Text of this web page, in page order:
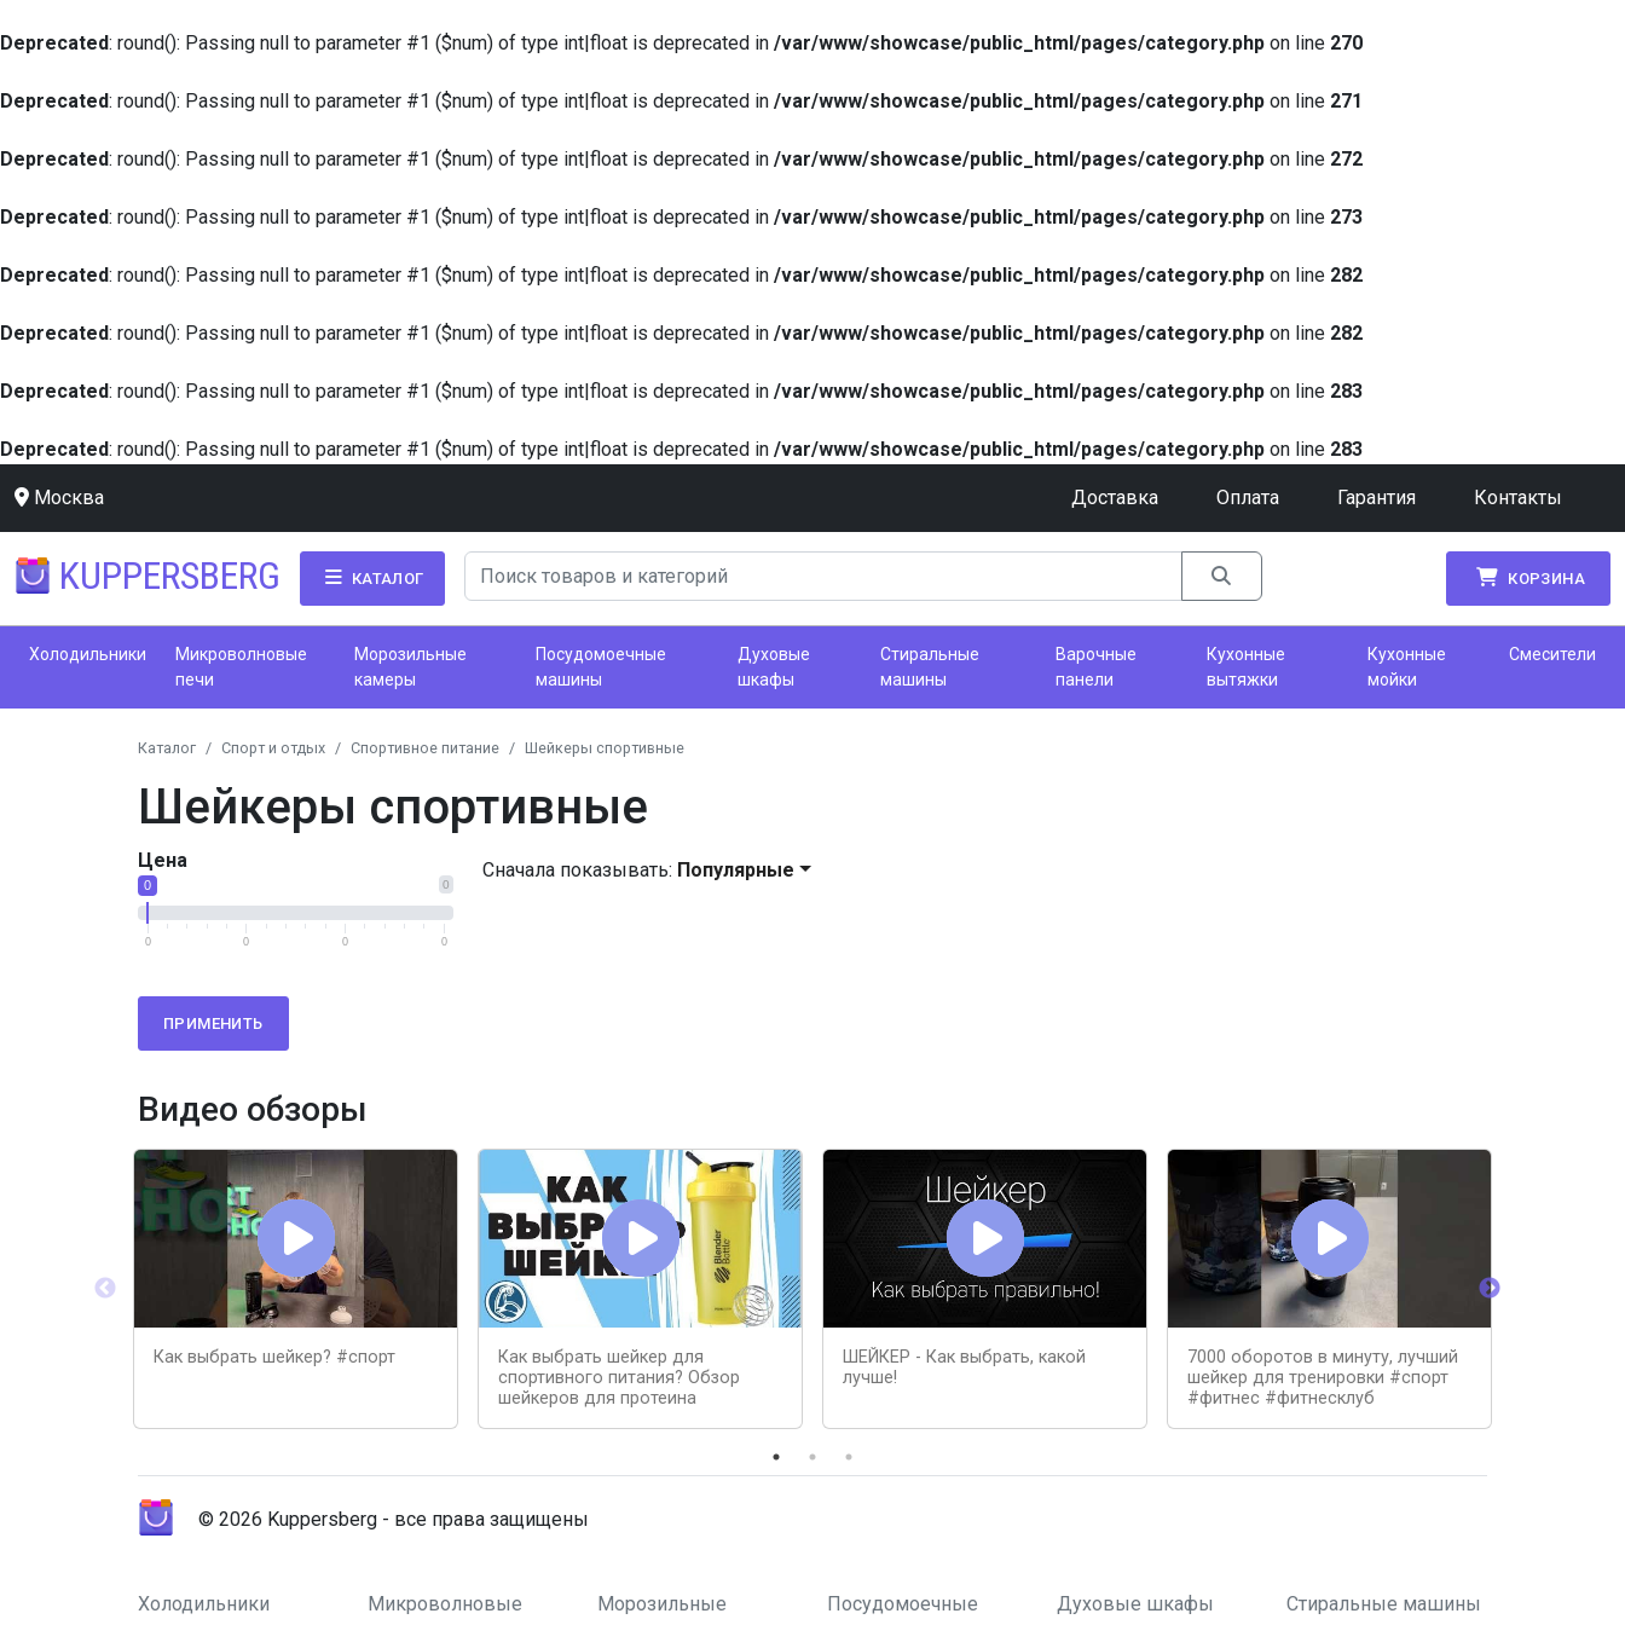
Deprecated: round(): Passing null to parameter #1 ($num) of type int|float is deprecated in /var/www/showcase/public_html/pages/category.php on line 270
Deprecated: round(): Passing null to parameter #1 ($num) of type int|float is deprecated in /var/www/showcase/public_html/pages/category.php on line 271
Deprecated: round(): Passing null to parameter #1 ($num) of type int|float is deprecated in /var/www/showcase/public_html/pages/category.php on line 272
Deprecated: round(): Passing null to parameter #1 ($num) of type int|float is deprecated in /var/www/showcase/public_html/pages/category.php on line 273
Deprecated: round(): Passing null to parameter #1 ($num) of type int|float is deprecated in /var/www/showcase/public_html/pages/category.php on line 282
Deprecated: round(): Passing null to parameter #1 ($num) of type int|float is deprecated in /var/www/showcase/public_html/pages/category.php on line 282
Deprecated: round(): Passing null to parameter #1 ($num) of type int|float is deprecated in /var/www/showcase/public_html/pages/category.php on line 283
Deprecated: round(): Passing null to parameter #1 ($num) of type int|float is deprecated in /var/www/showcase/public_html/pages/category.php on line 283
Москва Доставка Оплата Гарантия Контакты
KUPPERSBERG КАТАЛОГ КОРЗИНА
Холодильники
Микроволновые
печи
Морозильные
камеры
Посудомоечные
машины
Духовые
шкафы
Стиральные
машины
Варочные
панели
Кухонные
вытяжки
Кухонные
мойки
Смесители
Каталог Спорт и отдых Спортивное питание Шейкеры спортивные
Шейкеры спортивные
Цена
0
0
0 0 0 0
ПРИМЕНИТЬ
Сначала показывать: Популярные
Видео обзоры
Как выбрать шейкер? #спорт
Как выбрать шейкер для
спортивного питания? Обзор
шейкеров для протеина
ШЕЙКЕР - Как выбрать, какой
лучше!
7000 оборотов в минуту, лучший
шейкер для тренировки #спорт
#фитнес #фитнесклуб
© 2026 Kuppersberg - все права защищены
Холодильники
Микроволновые
Морозильные
Посудомоечные
Духовые шкафы Стиральные машины